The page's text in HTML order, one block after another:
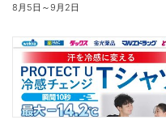
8月5日 ～9月2日